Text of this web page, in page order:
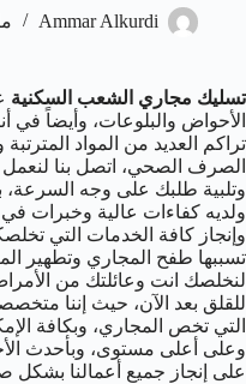
Ammar Alkurdi
تسليك مجاري الشعب السكنية
الأحواض والبلوعات، وأيضاً
تراكم العديد من المواد
الصرف الصحي، اتصل بنا
وتلبية طلبك على وجه
ولديه كفاءات عالية وخبرات في
وإنجاز كافة الخدمات التي
تسببها طفح المجاري وتطهير
لنخلصك انت وعائلتك من
للقلق بعد الآن، حيث إننا
التي تخص المجاري، وبكافة
وعلى أعلى مستوى، وبأحدث
على إنجاز جميع أعمالنا بشكل